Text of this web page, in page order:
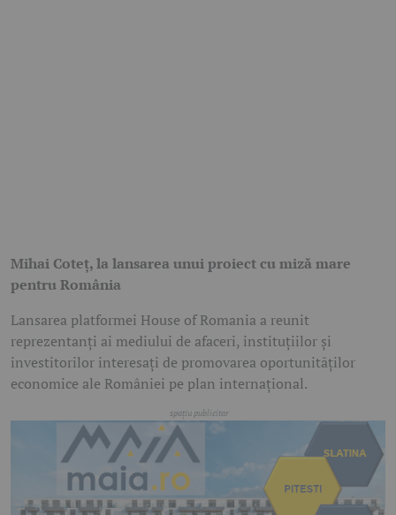
Mihai Coteț, la lansarea unui proiect cu miză mare
pentru România
Lansarea platformei House of Romania a reunit
reprezentanți ai mediului de afaceri, instituțiilor și
investitorilor interesați de promovarea oportunităților
economice ale României pe plan internațional.